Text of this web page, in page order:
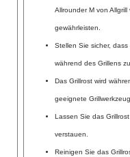
Allrounder M von
gewährleisten.
Stellen Sie sicher,
während des Grillens
Das Grillrost wird
geeignete
Lassen Sie das
verstauen.
Reinigen Sie das